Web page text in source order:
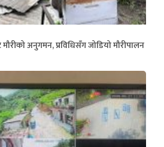
अनुगमन, प्रविधिसँग जोडियो मौरीपालन